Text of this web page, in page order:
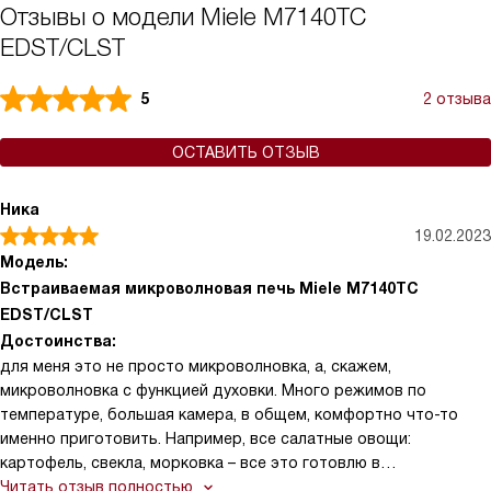
Отзывы о модели Miele M7140TC
EDST/CLST
5 2 отзыва
ОСТАВИТЬ ОТЗЫВ
Ника
19.02.2023
Модель:
Встраиваемая микроволновая печь Miele M7140TC
EDST/CLST
Достоинства:
для меня это не просто микроволновка, а, скажем,
микроволновка с функцией духовки. Много режимов по
температуре, большая камера, в общем, комфортно что-то
именно приготовить. Например, все салатные овощи:
картофель, свекла, морковка – все это готовлю в
микроволновке) овощи, при этом не пересушиваются,
Читать отзыв полностью